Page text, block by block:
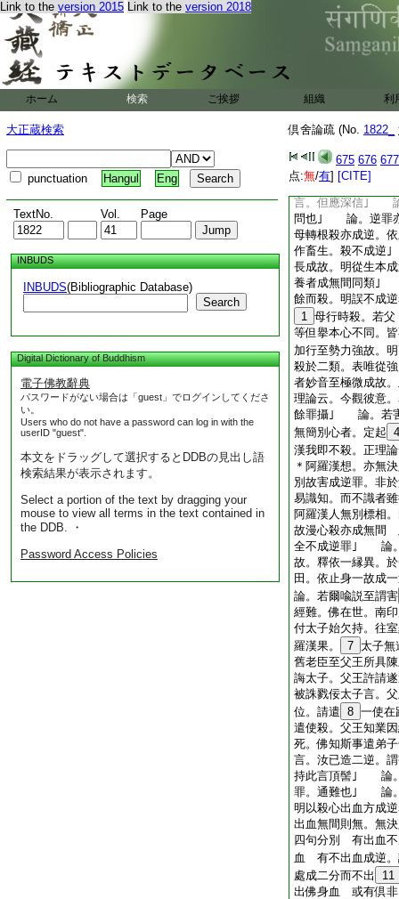
Link to the version 2015 Link to the version 2018
ホーム 検索 ご挨拶 組織 利
大正蔵検索
punctuation Hangul Eng
TextNo. Vol. Page
INBUDS
INBUDS(Bibliographic Database)
Search
Digital Dictionary of Buddhism
電子佛教辭典
パスワードがない場合は「guest」でログインしてくださ
い。
Users who do not have a password can log in with the
userID "guest".
本文をドラッグして選択するとDDBの見出し語
検索結果が表示されます。
Select a portion of the text by dragging your
mouse to view all terms in the text contained in
the DDB. ・
Password Access Policies
倶舍論疏 (No. 1822_
675 676 677
点:無/有] [CITE]
論。且止傍論。下
縁也｣ 論曰至故
母是恩田。餘三是
正理云。若有父母
不活等畏。於
必懷悲愍數數縁子
下逆罪觸。爲顯逆
恩皆成逆罪。或由
恩但害其命。必應
人咸作是説。世尊
言。但應深信｣ 論
問也｣ 論。逆罪亦
母轉根殺亦成逆。
作畜生。殺不成
長成故。明從生本
養者成無間同類｣
餘而殺。明誤不成
1 母行時殺。若父
等但擧本心不同
加行至勢力強故。
殺於二類。表唯
者妙音至極微成故
理論云。今觀彼意
餘罪攝｣ 論。若害
無簡別心者。定起 4
漢我即不殺。正理
＊阿羅漢想。亦無
別故害成逆罪。非
易識知。而不識者
阿羅漢人無別標相
故漫心殺亦成無間
全不成逆罪｣ 論。
故。釋依一縁異。
田。依止身一故成
論。若爾喩説至謂害
經難。佛在世。南
付太子始欠持。往
羅漢果。
7 太子無
舊老臣至父王所具
誨太子。父王許請
被誅戮佞太子言。
位。請遣 8 一使在
遣使殺。父王知業
死。佛知斯事遣弟
言。汝已造二逆。
持此言頂髻｣ 論。
罪。通難也｣ 論。
明以殺心出血方成
出血無間則無。無
四句分別 有出血不
血 有不出血成逆
處成二分而不出
11
出佛身血 或有倶